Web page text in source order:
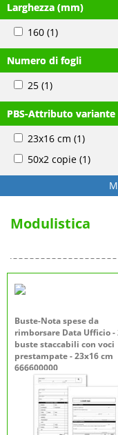
Larghezza (mm)
160 (1)
Numero di fogli
25 (1)
PBS-Attributo variante
23x16 cm (1)
50x2 copie (1)
Modulistica
Buste-Nota spese da
rimborsare Data Ufficio -
buste staccabili con voci
prestampate - 23x16 cm
666600000